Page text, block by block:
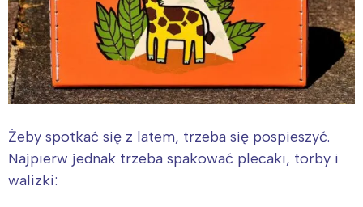
Żeby spotkać się z latem, trzeba się pospieszyć.
Najpierw jednak trzeba spakować plecaki, torby i
walizki: